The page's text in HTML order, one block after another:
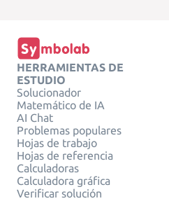
HERRAMIENTAS DE
ESTUDIO
Solucionador
Matemático de IA
AI Chat
Problemas populares
Hojas de trabajo
Hojas de referencia
Calculadoras
Calculadora gráfica
Verificar solución